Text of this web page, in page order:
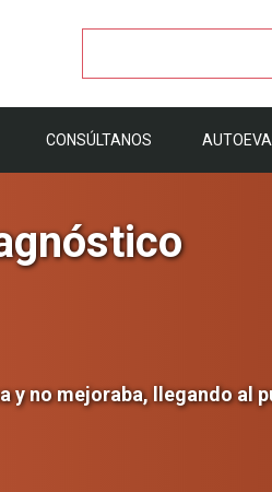
CONSÚLTANOS
y no mejoraba, llegando al